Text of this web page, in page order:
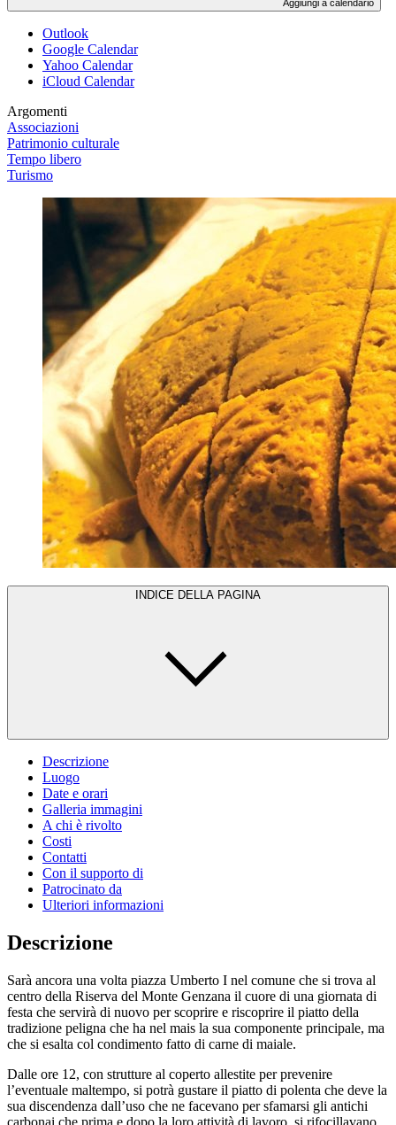
Aggiungi a calendario
Outlook
Google Calendar
Yahoo Calendar
iCloud Calendar
Argomenti
Associazioni
Patrimonio culturale
Tempo libero
Turismo
INDICE DELLA PAGINA
Descrizione
Luogo
Date e orari
Galleria immagini
A chi è rivolto
Costi
Contatti
Con il supporto di
Patrocinato da
Ulteriori informazioni
Descrizione
Sarà ancora una volta piazza Umberto I nel comune che si trova al
centro della Riserva del Monte Genzana il cuore di una giornata di
festa che servirà di nuovo per scoprire e riscoprire il piatto della
tradizione peligna che ha nel mais la sua componente principale, ma
che si esalta col condimento fatto di carne di maiale.
Dalle ore 12, con strutture al coperto allestite per prevenire
l’eventuale maltempo, si potrà gustare il piatto di polenta che deve la
sua discendenza dall’uso che ne facevano per sfamarsi gli antichi
carbonai che prima e dopo la loro attività di lavoro, si rifocillavano